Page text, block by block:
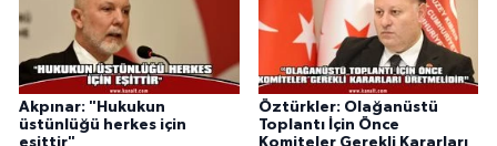
Akpınar: "Hukukun
üstünlüğü herkes için
Öztürkler: Olağanüstü
Toplantı İçin Önce